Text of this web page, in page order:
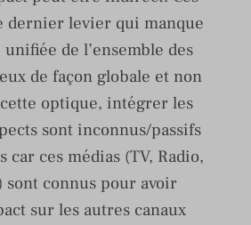
dernier levier qui manque
de l’ensemble des
de façon globale et non
optique, intégrer les
sont inconnus/passifs
car ces médias (TV, Radio,
sont connus pour avoir
sur les autres canaux